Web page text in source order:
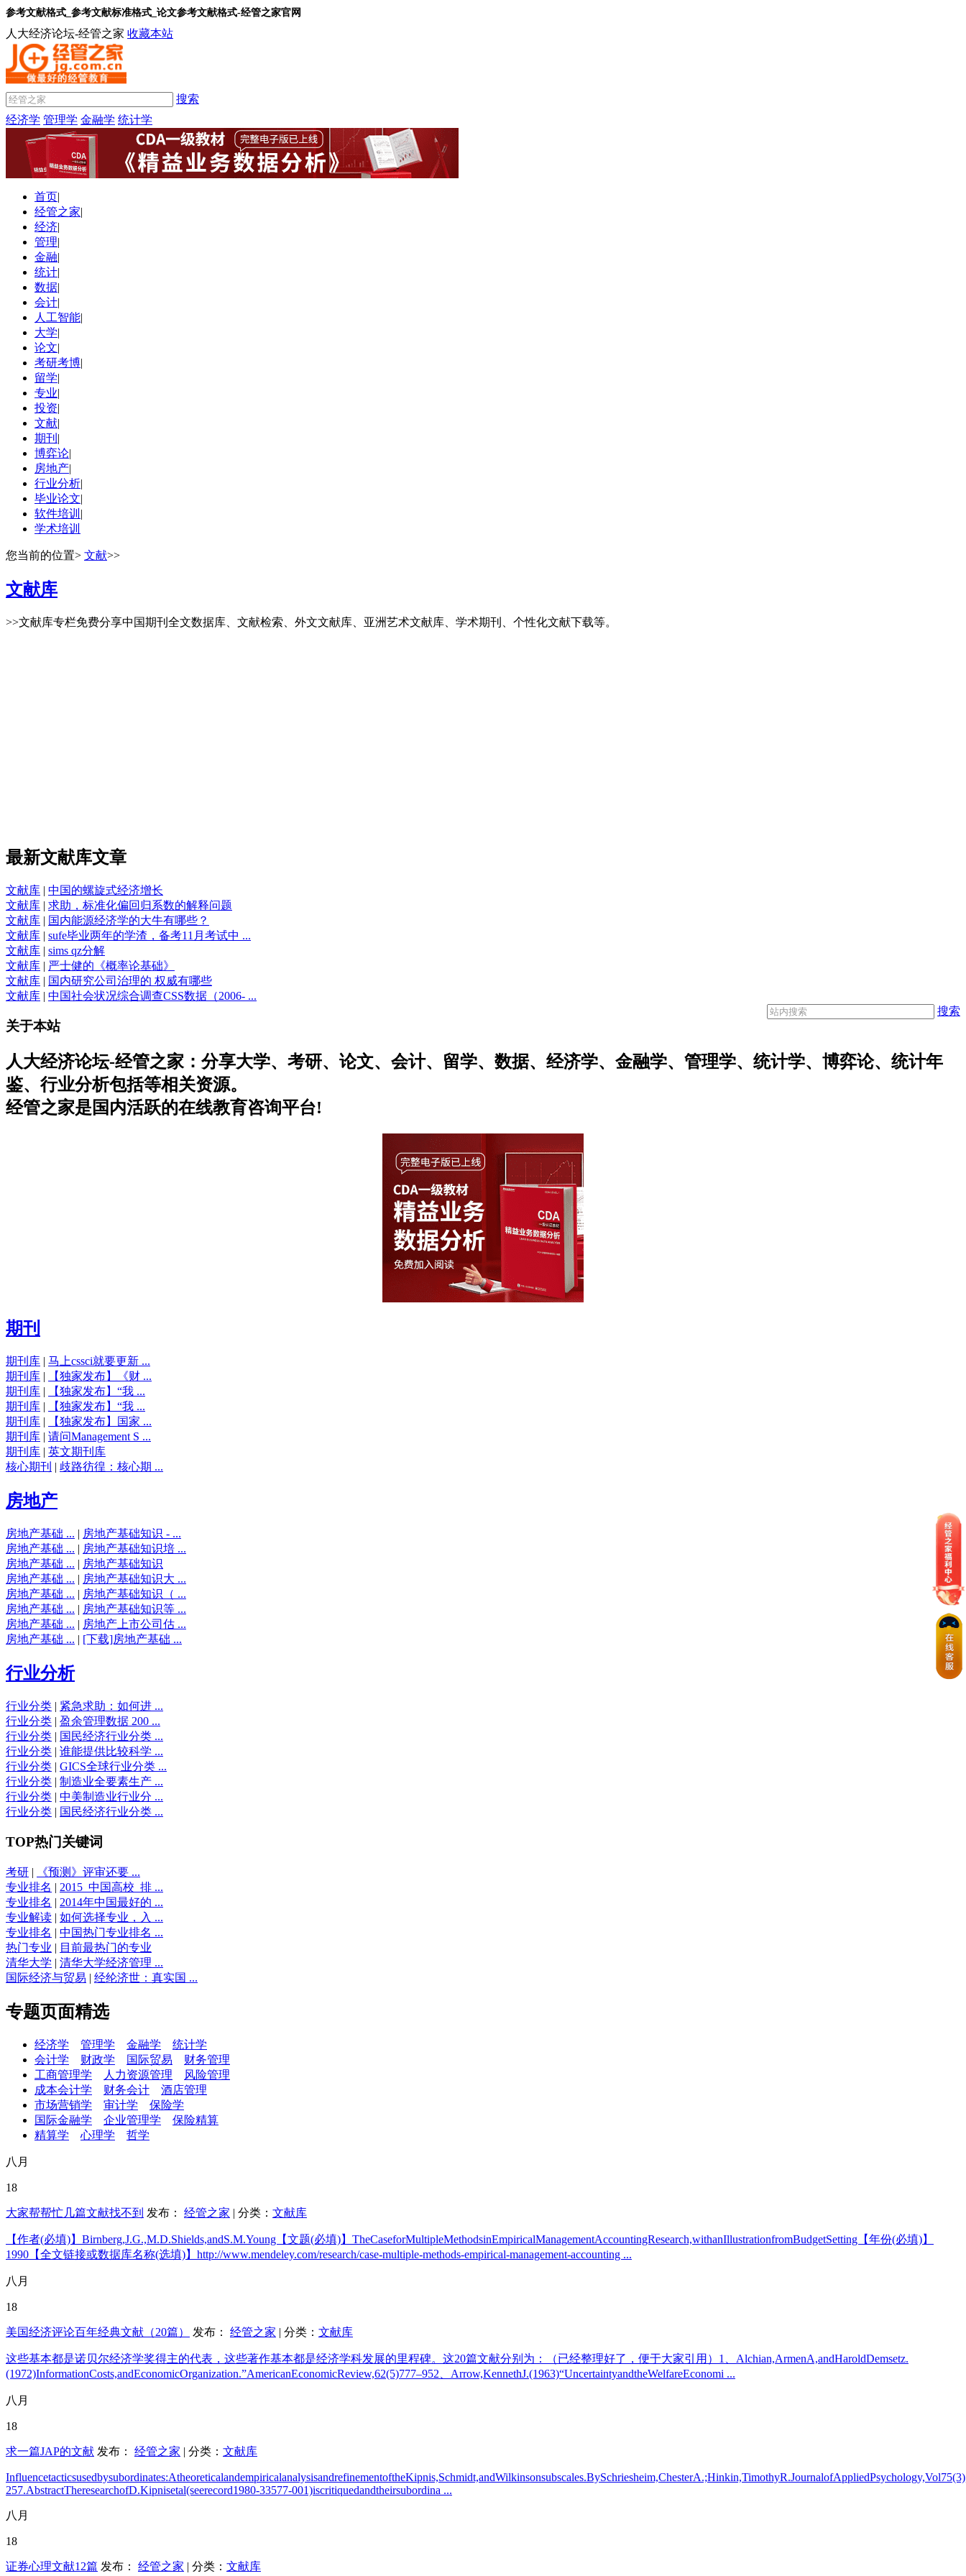
参考文献格式_参考文献标准格式_论文参考文献格式-经管之家官网
人大经济论坛-经管之家 收藏本站
搜索
经济学 管理学 金融学 统计学
首页|
经管之家|
经济|
管理|
金融|
统计|
数据|
会计|
人工智能|
大学|
论文|
考研考博|
留学|
专业|
投资|
文献|
期刊 |
博弈论|
房地产|
行业分析|
毕业论文|
软件培训 |
学术培训
您当前的位置> 文献>>
文献库
>>文献库专栏免费分享中国期刊全文数据库、文献检索、外文文献库、亚洲艺术文献库、学术期刊、个性化文献下载等。
最新文献库文章
文献库 | 中国的螺旋式经济增长
文献库 | 求助，标准化偏回归系数的解释问题
文献库 | 国内能源经济学的大牛有哪些？
文献库 | sufe毕业两年的学渣，备考11月考试中 ...
文献库 | sims qz分解
文献库 | 严士健的《概率论基础》
文献库 | 国内研究公司治理的 权威有哪些
文献库 | 中国社会状况综合调查CSS数据（2006- ...
搜索
关于本站
人大经济论坛-经管之家：分享大学、考研、论文、会计、留学、数据、经济学、金融学、管理学、统计学、博弈论、统计年
鉴、行业分析包括等相关资源。
经管之家是国内活跃的在线教育咨询平台!
期刊
期刊库 | 马上cssci就要更新 ...
期刊库 |
【独家发布】《财 ...
期刊库 |
【独家发布】“我 ...
期刊库 |
【独家发布】“我 ...
期刊库 |
【独家发布】国家 ...
期刊库 | 请问Management S ...
期刊库 | 英文期刊库
核心期刊 | 歧路彷徨：核心期 ...
房地产
房地产基础 ... | 房地产基础知识 - ...
房地产基础 ... | 房地产基础知识培 ...
房地产基础 ... | 房地产基础知识
房地产基础 ... | 房地产基础知识大 ...
房地产基础 ... | 房地产基础知识（ ...
房地产基础 ... | 房地产基础知识等 ...
房地产基础 ... | 房地产上市公司估 ...
房地产基础 ... | [下载]房地产基础 ...
行业分析
行业分类 | 紧急求助：如何进 ...
行业分类 | 盈余管理数据 200 ...
行业分类 | 国民经济行业分类 ...
行业分类 | 谁能提供比较科学 ...
行业分类 | GICS全球行业分类 ...
行业分类 | 制造业全要素生产 ...
行业分类 | 中美制造业行业分 ...
行业分类 | 国民经济行业分类 ...
TOP热门关键词
考研 |
《预测》评审还要 ...
专业排名 | 2015_中国高校_排 ...
专业排名 | 2014年中国最好的 ...
专业解读 | 如何选择专业，入 ...
专业排名 | 中国热门专业排名 ...
热门专业 | 目前最热门的专业
清华大学 | 清华大学经济管理 ...
国际经济与贸易 | 经纶济世：真实国 ...
专题页面精选
经济学 管理学 金融学
统计学
会计学
财政学 国际贸易
财务管理
工商管理学
人力资源管理
风险管理
成本会计学
财务会计
酒店管理
市场营销学
审计学
保险学
国际金融学
企业管理学
保险精算
精算学
心理学 哲学
八月
18
大家帮帮忙几篇文献找不到 发布： 经管之家 | 分类： 文献库
【作者(必填)】Birnberg,J.G.,M.D.Shields,andS.M.Young【文题(必填)】TheCaseforMultipleMethodsinEmpiricalManagementAccountingResearch,withanIllustrationfromBudgetSetting【年份(必填)】
1990【全文链接或数据库名称(选填)】http://www.mendeley.com/research/case-multiple-methods-empirical-management-accounting ...
八月
18
美国经济评论百年经典文献（20篇） 发布： 经管之家 | 分类： 文献库
这些基本都是诺贝尔经济学奖得主的代表，这些著作基本都是经济学科发展的里程碑。这20篇文献分别为：（已经整理好了，便于大家引用）1、Alchian,ArmenA,andHaroldDemsetz.
(1972)InformationCosts,andEconomicOrganization.”AmericanEconomicReview,62(5)777–952、Arrow,KennethJ.(1963)“UncertaintyandtheWelfareEconomi ...
八月
18
求一篇JAP的文献 发布： 经管之家 | 分类： 文献库
257.AbstractTheresearchofD.Kipnisetal(seerecord1980-33577-001)iscritiquedandtheirsubordina ...
八月
18
证券心理文献12篇 发布： 经管之家 | 分类： 文献库